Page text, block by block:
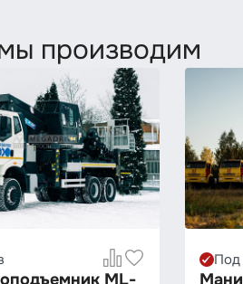
производим
ML-
Под